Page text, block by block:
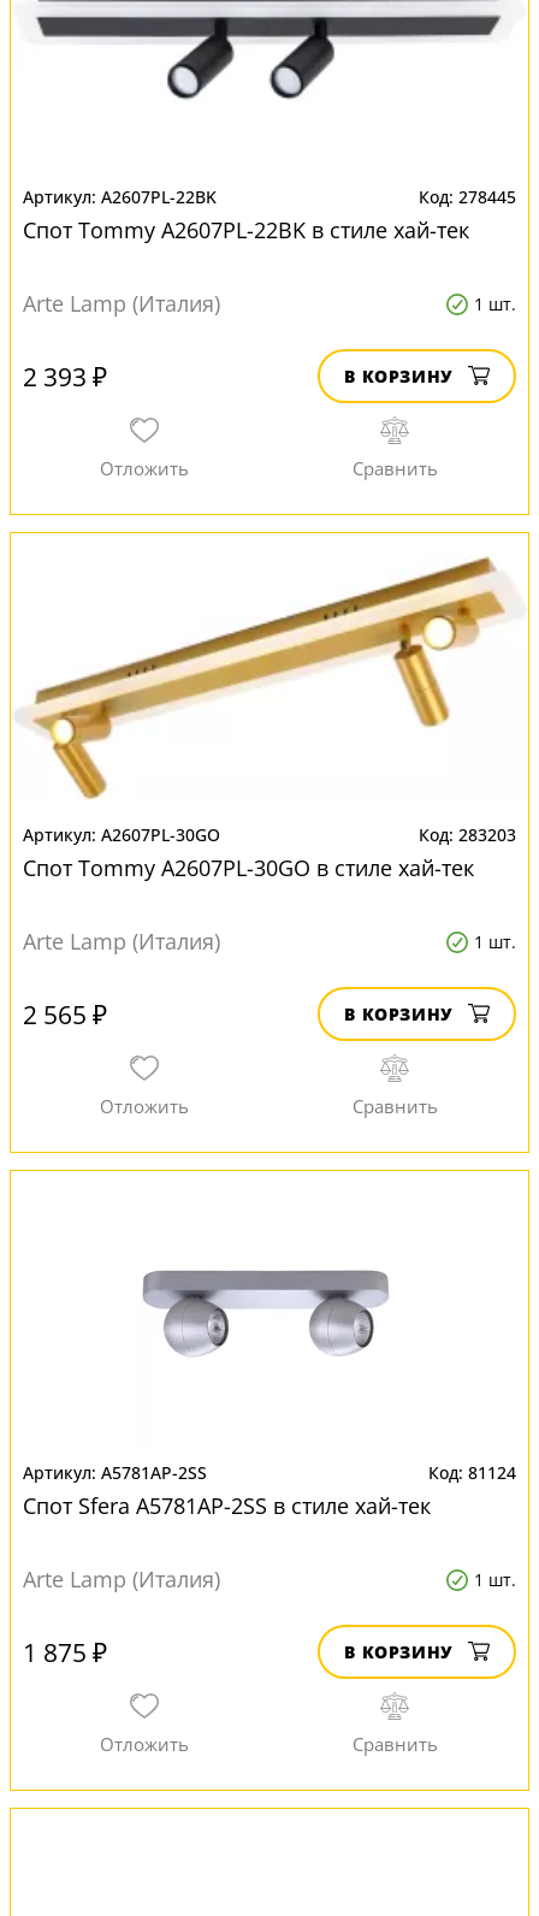
A2607PL-22BK 278445
Спот Tommy A2607PL-22BK в стиле хай-тек
Arte Lamp (Италия) 1 шт.
2 393 ₽ В КОРЗИНУ
A2607PL-30GO 283203
Спот Tommy A2607PL-30GO в стиле хай-тек
Arte Lamp (Италия) 1 шт.
2 565 ₽ В КОРЗИНУ
A5781AP-2SS 81124
Спот Sfera A5781AP-2SS в стиле хай-тек
Arte Lamp (Италия) 1 шт.
1 875 ₽ В КОРЗИНУ